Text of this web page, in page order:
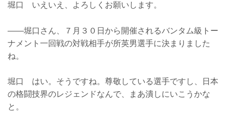
堀口 いえいえ、よろしくお願いします。
――堀口さん、７月３０日から開催されるバンタム級トー
ナメント一回戦の対戦相手が所英男選手に決まりました
ね。
堀口 はい。そうですね。尊敬している選手ですし、日本
の格闘技界のレジェンドなんで、まあ潰しにいこうかな
と。